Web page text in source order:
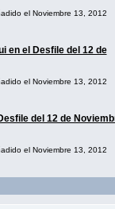
el Noviembre 13, 2012
en el Desfile del 12 de
el Noviembre 13, 2012
del 12 de
el Noviembre 13, 2012